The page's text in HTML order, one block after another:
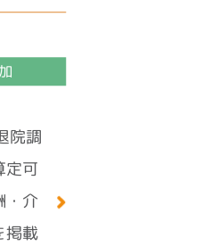
院調
定可
・介
掲載